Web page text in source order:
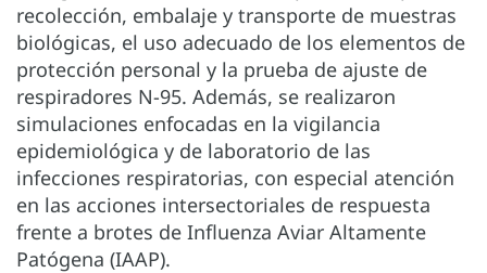
recolección, embalaje y transporte de muestras
biológicas, el uso adecuado de los elementos de
protección personal y la prueba de ajuste de
respiradores N-95. Además, se realizaron
simulaciones enfocadas en la vigilancia
epidemiológica y de laboratorio de las
infecciones respiratorias, con especial atención
en las acciones intersectoriales de respuesta
frente a brotes de Influenza Aviar Altamente
Patógena (IAAP).